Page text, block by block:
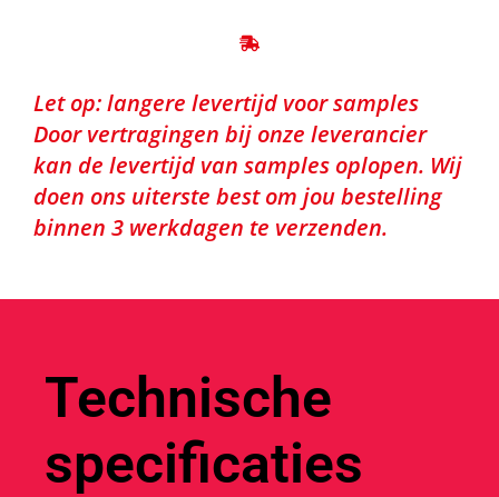
Let op: langere levertijd voor samples
Door vertragingen bij onze leverancier
kan de levertijd van samples oplopen. Wij
doen ons uiterste best om jou bestelling
binnen 3 werkdagen te verzenden.
Technische
specificaties